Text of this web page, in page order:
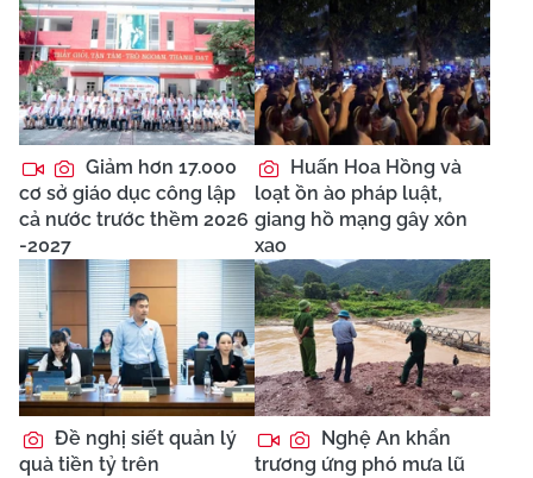
Giảm hơn 17.000
cơ sở giáo dục công lập
cả nước trước thềm 2026
-2027
Huấn Hoa Hồng và
loạt ồn ào pháp luật,
giang hồ mạng gây xôn
xao
Đề nghị siết quản lý
quà tiền tỷ trên
Nghệ An khẩn
trương ứng phó mưa lũ